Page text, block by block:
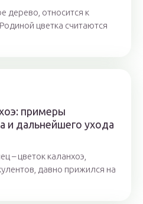
дерево, относится к
цветка считаются
примеры
и дальнейшего ухода
– цветок каланхоэ,
давно прижился на